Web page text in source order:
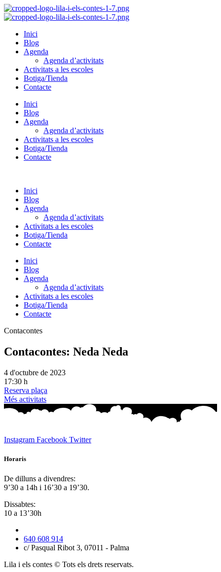
Inici
Blog
Agenda
Agenda d’activitats
Activitats a les escoles
Botiga/Tienda
Contacte
Inici
Blog
Agenda
Agenda d’activitats
Activitats a les escoles
Botiga/Tienda
Contacte
Inici
Blog
Agenda
Agenda d’activitats
Activitats a les escoles
Botiga/Tienda
Contacte
Inici
Blog
Agenda
Agenda d’activitats
Activitats a les escoles
Botiga/Tienda
Contacte
Contacontes
Contacontes: Neda Neda
4 d'octubre de 2023
17:30 h
Reserva plaça
Més activitats
Instagram Facebook Twitter
Horaris
De dilluns a divendres:
9’30 a 14h i 16’30 a 19’30.
Dissabtes:
10 a 13’30h
640 608 914
c/ Pasqual Ribot 3, 07011 - Palma
Lila i els contes © Tots els drets reservats.